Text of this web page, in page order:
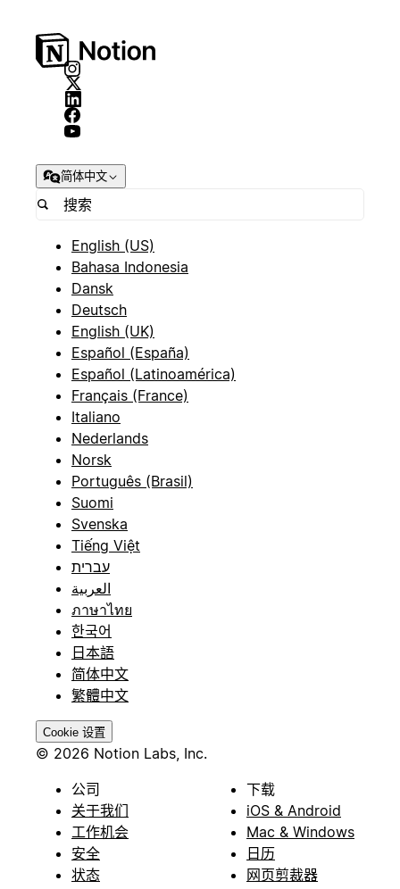
简体中文
English (US)
Bahasa Indonesia
Dansk
Deutsch
English (UK)
Español (España)
Español (Latinoamérica)
Français (France)
Italiano
Nederlands
Norsk
Português (Brasil)
Suomi
Svenska
Tiếng Việt
עברית
العربية
ภาษาไทย
한국어
日本語
简体中文
繁體中文
Cookie 设置
© 2026 Notion Labs, Inc.
公司
关于我们
工作机会
安全
状态
下载
iOS & Android
Mac & Windows
日历
网页剪裁器